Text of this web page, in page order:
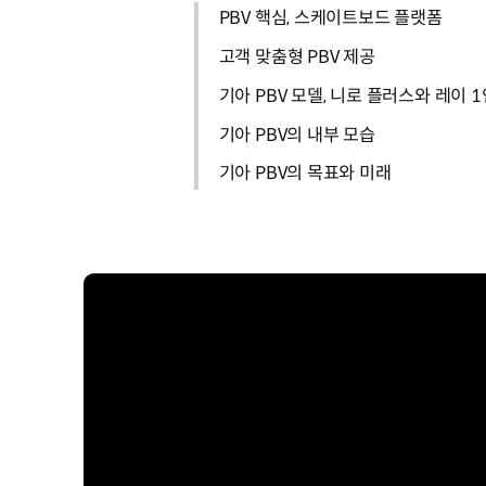
PBV 핵심, 스케이트보드 플랫폼
고객 맞춤형 PBV 제공
기아 PBV 모델, 니로 플러스와 레이 1
기아 PBV의 내부 모습
기아 PBV의 목표와 미래